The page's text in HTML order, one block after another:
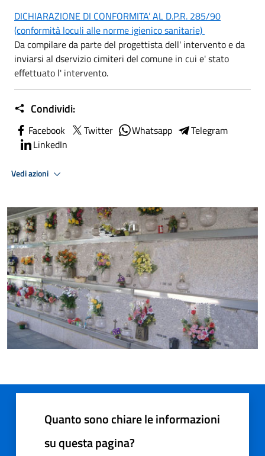
DICHIARAZIONE DI CONFORMITA’ AL D.P.R. 285/90
(conformità loculi alle norme igienico sanitarie)
Da compilare da parte del progettista dell' intervento e da
inviarsi al dservizio cimiteri del comune in cui e' stato
effettuato l' intervento.
Condividi:
Facebook Twitter Whatsapp
Telegram
LinkedIn
Vedi azioni
Quanto sono chiare le informazioni
su questa pagina?